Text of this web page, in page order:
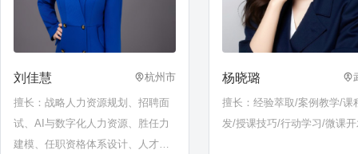
刘佳慧 杭州市
擅长：战略人力资源规划、招聘面
试、AI与数字化人力资源、胜任力
建模、任职资格体系设计、人才盘
杨晓璐
擅长：经验萃取/案例教学/课
发/授课技巧/行动学习/微课